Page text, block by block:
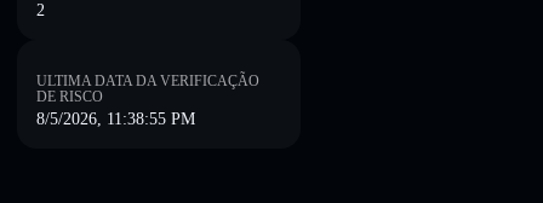
2
ULTIMA DATA DA VERIFICAÇÃO
DE RISCO
8/5/2026, 11:38:55 PM